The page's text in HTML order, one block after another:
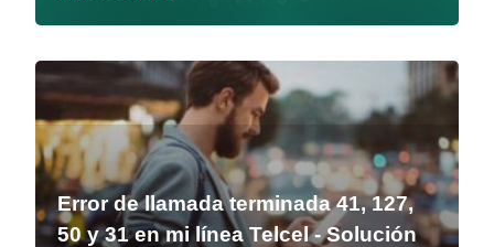
Error de llamada terminada 41, 127,
50 y 31 en mi línea Telcel - Solución